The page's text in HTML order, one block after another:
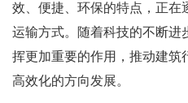
效、便捷、环保的特点，正在
运输方式。随着科技的不断进
挥更加重要的作用，推动建筑
高效化的方向发展。